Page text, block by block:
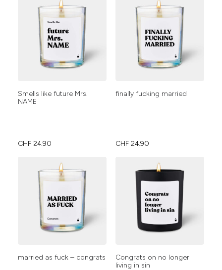
Smells like future Mrs.
NAME
CHF 24.90
finally fucking married
CHF 24.90
married as fuck – congrats
Congrats on no longer
living in sin